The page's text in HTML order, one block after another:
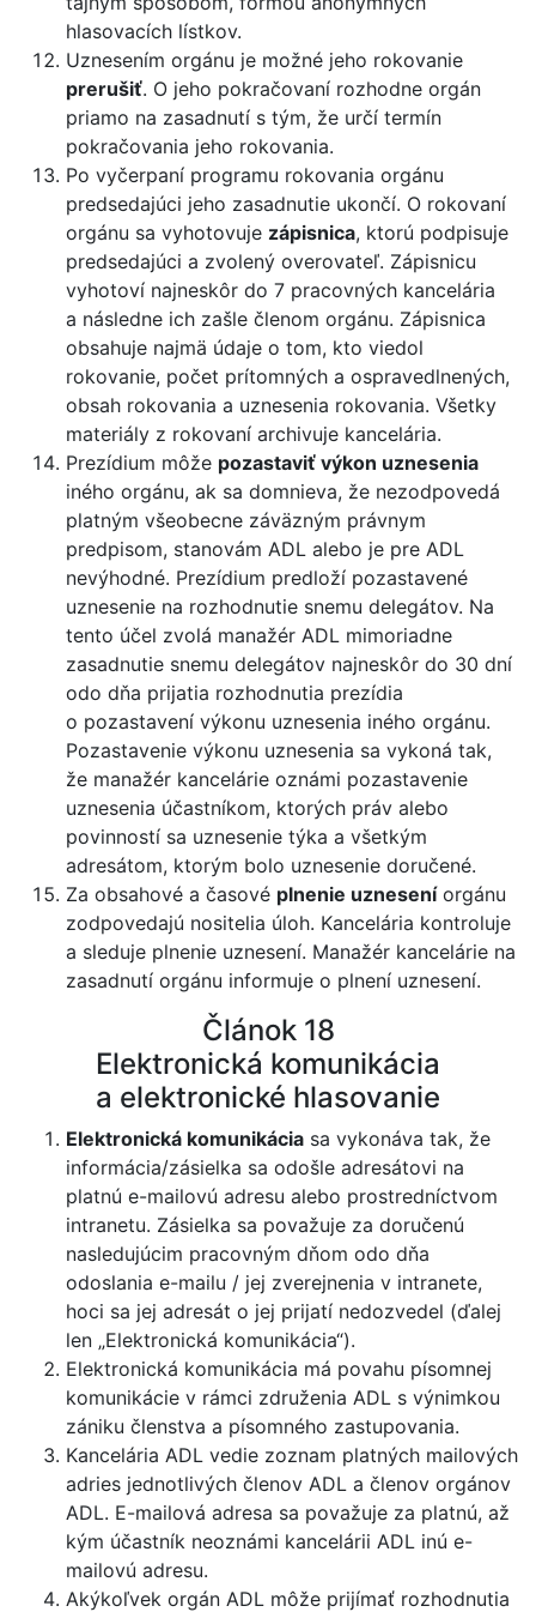
hlasovacích lístkov.
Uznesením orgánu je možné jeho rokovanie
prerušiť. O jeho pokračovaní rozhodne orgán
priamo na zasadnutí s tým, že určí termín
pokračovania jeho rokovania.
Po vyčerpaní programu rokovania orgánu
predsedajúci jeho zasadnutie ukončí. O rokovaní
orgánu sa vyhotovuje zápisnica, ktorú podpisuje
predsedajúci a zvolený overovateľ. Zápisnicu
vyhotoví najneskôr do 7 pracovných kancelária
a následne ich zašle členom orgánu. Zápisnica
obsahuje najmä údaje o tom, kto viedol
rokovanie, počet prítomných a ospravedlnených,
obsah rokovania a uznesenia rokovania. Všetky
materiály z rokovaní archivuje kancelária.
Prezídium môže pozastaviť výkon uznesenia
iného orgánu, ak sa domnieva, že nezodpovedá
platným všeobecne záväzným právnym
predpisom, stanovám ADL alebo je pre ADL
nevýhodné. Prezídium predloží pozastavené
uznesenie na rozhodnutie snemu delegátov. Na
tento účel zvolá manažér ADL mimoriadne
zasadnutie snemu delegátov najneskôr do 30 dní
odo dňa prijatia rozhodnutia prezídia
o pozastavení výkonu uznesenia iného orgánu.
Pozastavenie výkonu uznesenia sa vykoná tak,
že manažér kancelárie oznámi pozastavenie
uznesenia účastníkom, ktorých práv alebo
povinností sa uznesenie týka a všetkým
adresátom, ktorým bolo uznesenie doručené.
Za obsahové a časové plnenie uzneseníorgánu
zodpovedajú nositelia úloh. Kancelária kontroluje
a sleduje plnenie uznesení. Manažér kancelárie na
zasadnutí orgánu informuje o plnení uznesení.
Článok 18
Elektronická komunikácia
a elektronické hlasovanie
Elektronická komunikácia sa vykonáva tak, že
informácia/zásielka sa odošle adresátovi na
platnú e-mailovú adresu alebo prostredníctvom
intranetu. Zásielka sa považuje za doručenú
nasledujúcim pracovným dňom odo dňa
odoslania e-mailu / jej zverejnenia v intranete,
hoci sa jej adresát o jej prijatí nedozvedel (ďalej
len „Elektronická komunikácia“).
Elektronická komunikácia má povahu písomnej
komunikácie v rámci združenia ADL s výnimkou
zániku členstva a písomného zastupovania.
Kancelária ADL vedie zoznam platných mailových
adries jednotlivých členov ADL a členov orgánov
ADL. E-mailová adresa sa považuje za platnú, až
kým účastník neoznámi kancelárii ADL inú e-
mailovú adresu.
Akýkoľvek orgán ADL môže prijímať rozhodnutia